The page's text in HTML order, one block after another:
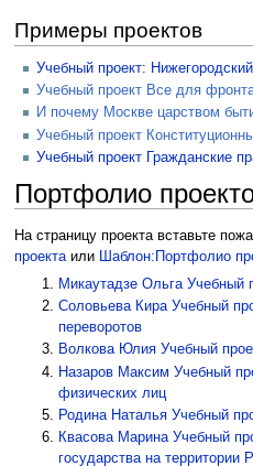
Примеры проектов
Учебный проект:
Учебный проект Все для
И почему Москве царством
Учебный проект
Учебный проект Гражданские
Портфолио
На страницу проекта вставьте
проектаили
Шаблон:Портфолио
Микаутадзе Ольга Учебный
Соловьева Кира Учебный
переворотов
Волкова Юлия Учебный
Назаров Максим Учебный
физических лиц
Родина Наталья Учебный
Квасова Марина Учебный
государства на территории